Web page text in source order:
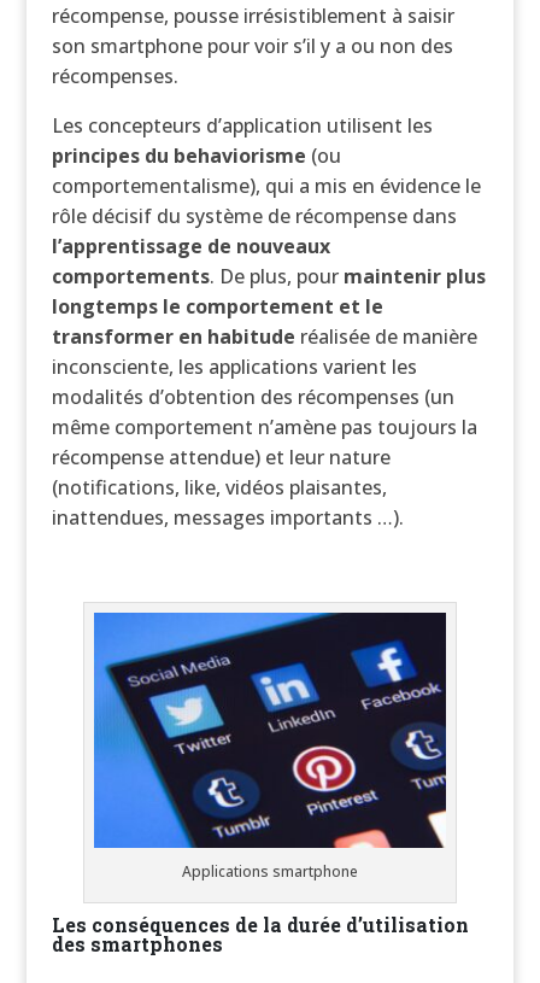
récompense, pousse irrésistiblement à saisir
son smartphone pour voir s’il y a ou non des
récompenses.
Les concepteurs d’application utilisent les
principes du behaviorisme (ou
comportementalisme), qui a mis en évidence le
rôle décisif du système de récompense dans
l’apprentissage de nouveaux
comportements. De plus, pour maintenir plus
longtemps le comportement et le
transformer en habitude réalisée de manière
inconsciente, les applications varient les
modalités d’obtention des récompenses (un
même comportement n’amène pas toujours la
récompense attendue) et leur nature
(notifications, like, vidéos plaisantes,
inattendues, messages importants …).
Applications smartphone
Les conséquences de la durée d’utilisation
des smartphones